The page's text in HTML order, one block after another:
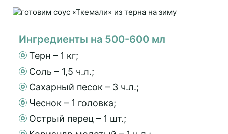
Ингредиенты на 500-600 мл
Терн – 1 кг;
Соль – 1,5 ч.л.;
Сахарный песок – 3 ч.л.;
Чеснок – 1 головка;
Острый перец – 1 шт.;